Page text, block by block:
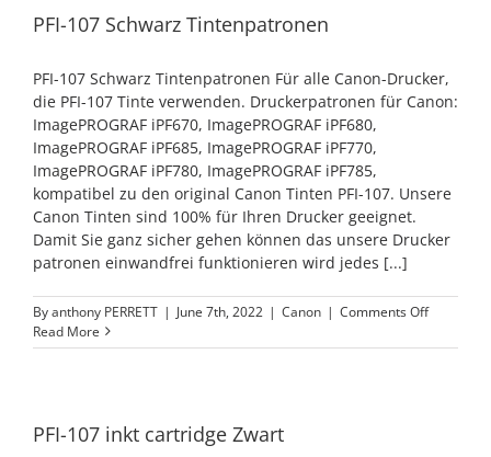
PFI-107 Schwarz Tintenpatronen
PFI-107 Schwarz Tintenpatronen Für alle Canon-Drucker,
die PFI-107 Tinte verwenden. Druckerpatronen für Canon:
ImagePROGRAF iPF670, ImagePROGRAF iPF680,
ImagePROGRAF iPF685, ImagePROGRAF iPF770,
ImagePROGRAF iPF780, ImagePROGRAF iPF785,
kompatibel zu den original Canon Tinten PFI-107. Unsere
Canon Tinten sind 100% für Ihren Drucker geeignet.
Damit Sie ganz sicher gehen können das unsere Drucker
patronen einwandfrei funktionieren wird jedes [...]
Byanthony PERRETT | June 7th, 2022 | Canon | Comments Offon
107
Read More
PFI-107 inkt cartridge Zwart